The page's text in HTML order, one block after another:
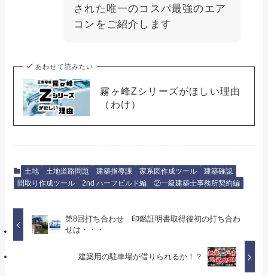
された唯一のコスパ最強のエア
コンをご紹介します
あわせて読みたい
霧ヶ峰Zシリーズがほしい理由
（わけ）
土地 土地道路問題 建築指導課 家系図作成ツール
建築確認
間取り作成ツール
2nd ハーフビルド編 ②一級建築士事務所契約編
第8回打ち合わせ 印鑑証明書取得後初の打ち合わ
せは・・・
建築用の駐車場が借りられるか！？